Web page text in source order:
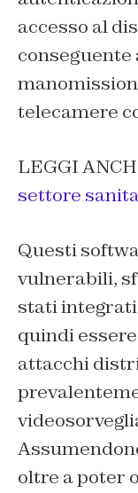
accesso al
conseguente
telecamere
LEGGI
settore
Questi
vulnerabili,
stati
quindi
attacchi
oltre a poter